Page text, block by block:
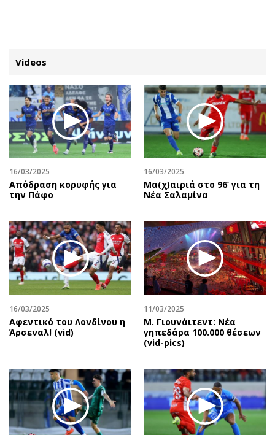
ΚΑΤΗΓΟΡΙΕΣ ΣΥΝΔΕΣΗ
Κύπρος
Παιδεία
Υγεία
Πολιτική
Βουλευτικές 2026
Προεδρικές 2023
Δημοσκοπήσεις
Διπλωματία
Αθλητισμός
Κύπρος
Ελλάδα
Διεθνή
Οικονομική
Οικονομία
Real Estate
Επιχειρήσεις
Απόψεις
Αρθρογραφία
The Hill
Υγεία
Αγγελίες
Πωλούνται
Ζητούν εργασία
Θέσεις εργασίας
Geek
Νέα
Κινητά-tablets
Social
Αφιερώματα
Πολιτική
Οικονομία
Γενικά
Videos
16/03/2025
Απόδραση κορυφής για
την Πάφο
16/03/2025
Μα(χ)αιριά στο 96’ για τη
Νέα Σαλαμίνα
16/03/2025
Αφεντικό του Λονδίνου η
Άρσεναλ! (vid)
11/03/2025
Μ. Γιουνάιτεντ: Νέα
γηπεδάρα 100.000 θέσεων
(vid-pics)